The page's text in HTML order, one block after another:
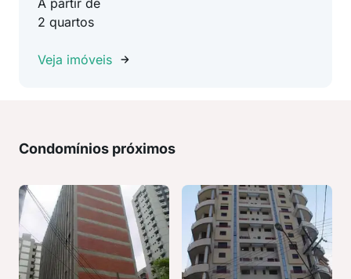
A partir de
2 quartos
Veja imóveis
Condomínios próximos